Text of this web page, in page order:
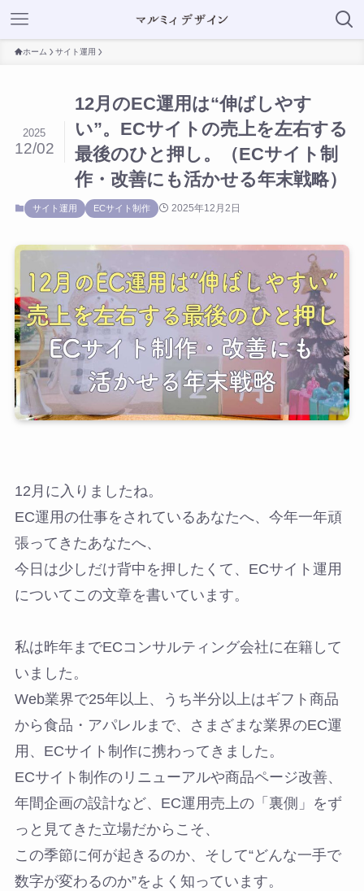
ホーム サイト運用
12月のEC運用は“伸ばしやす
い”。ECサイトの売上を左右する
最後のひと押し。（ECサイト制
作・改善にも活かせる年末戦略）
2025
12/02
サイト運用 ECサイト制作 2025年12月2日
12月に入りましたね。
EC運用の仕事をされているあなたへ、今年一年頑
張ってきたあなたへ、
今日は少しだけ背中を押したくて、ECサイト運用
についてこの文章を書いています。
私は昨年までECコンサルティング会社に在籍して
いました。
Web業界で25年以上、うち半分以上はギフト商品
から食品・アパレルまで、さまざまな業界のEC運
用、ECサイト制作に携わってきました。
ECサイト制作のリニューアルや商品ページ改善、
年間企画の設計など、EC運用売上の「裏側」をず
っと見てきた立場だからこそ、
この季節に何が起きるのか、そして“どんな一手で
数字が変わるのか”をよく知っています。